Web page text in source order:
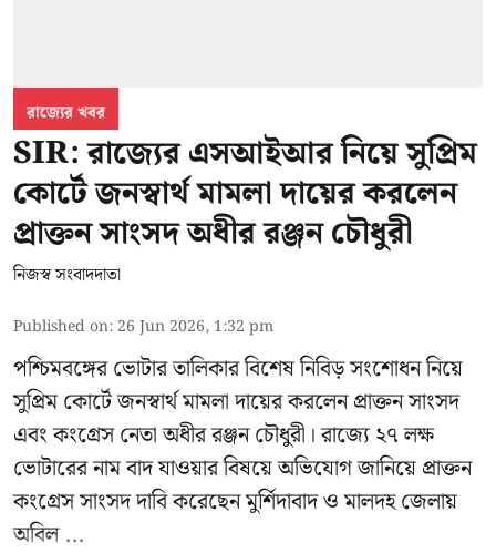
রাজ্যের খবর
SIR: রাজ্যের এসআইআর নিয়ে সুপ্রিম
কোর্টে জনস্বার্থ মামলা দায়ের করলেন
প্রাক্তন সাংসদ অধীর রঞ্জন চৌধুরী
নিজস্ব সংবাদদাতা
Published on: 26 Jun 2026, 1:32 pm
পশ্চিমবঙ্গেরভোটার তালিকার বিশেষ নিবিড় সংশোধননিয়ে
সুপ্রিম কোর্টে জনস্বার্থ মামলা দায়ের করলেন প্রাক্তন সাংসদ
এবংকংগ্রেস নেতা অধীর রঞ্জন চৌধুরী । রাজ্যে ২৭ লক্ষ
ভোটারের নাম বাদ যাওয়ার বিষয়ে অভিযোগ জানিয়ে প্রাক্তন
কংগ্রেস সাংসদ দাবি করেছেন মুর্শিদাবাদ ও মালদহ জেলায়
অবিল ...